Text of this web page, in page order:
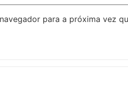
para a próxima vez